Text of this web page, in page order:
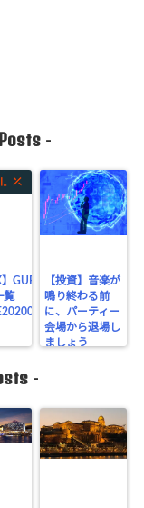
-
】GURUの
覧
】
【投資】音楽が
鳴り終わる前
に、パーティー
会場から退場し
ましょう
-